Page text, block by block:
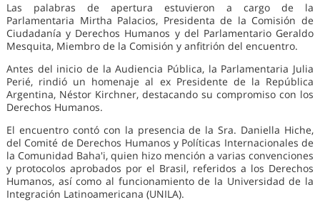
Las palabras de apertura estuvieron a cargo de la
Parlamentaria Mirtha Palacios, Presidenta de la Comisión de
Ciudadanía y Derechos Humanos y del Parlamentario Geraldo
Mesquita, Miembro de la Comisión y anfitrión del encuentro.
Antes del inicio de la Audiencia Pública, la Parlamentaria Julia
Perié, rindió un homenaje al ex Presidente de la República
Argentina, Néstor Kirchner, destacando su compromiso con los
Derechos Humanos.
El encuentro contó con la presencia de la Sra. Daniella Hiche,
del Comité de Derechos Humanos y Políticas Internacionales de
la Comunidad Baha'i, quien hizo mención a varias convenciones
y protocolos aprobados por el Brasil, referidos a los Derechos
Humanos, así como al funcionamiento de la Universidad de la
Integración Latinoamericana (UNILA).